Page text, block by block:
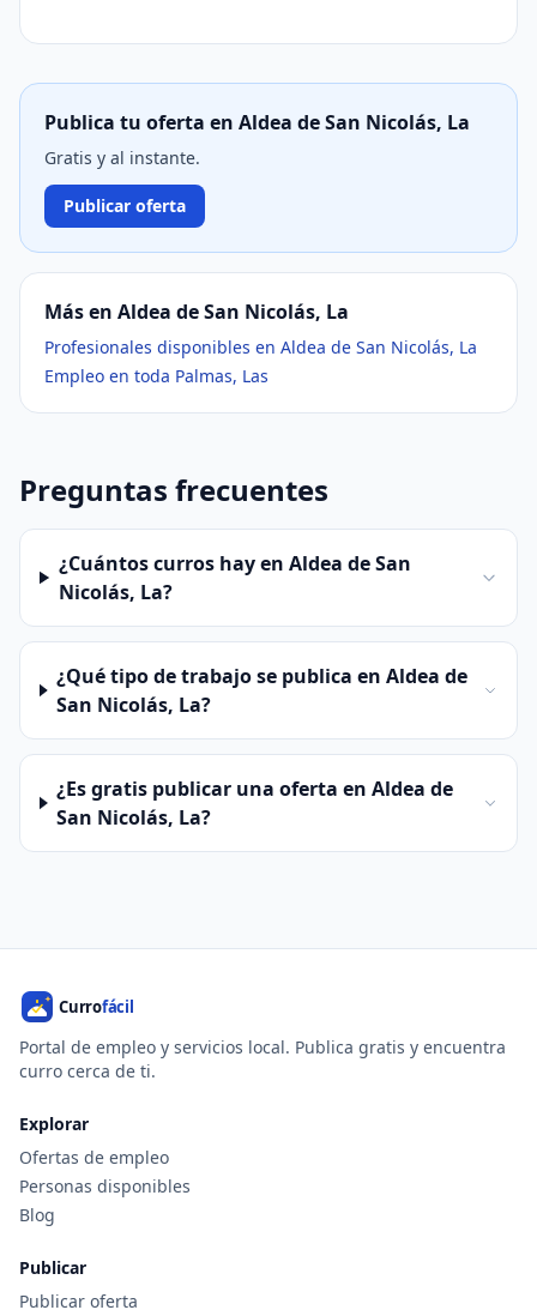
Publica tu oferta en Aldea de San Nicolás, La
Gratis y al instante.
Publicar oferta
Más en Aldea de San Nicolás, La
Profesionales disponibles en Aldea de San Nicolás, La
Empleo en toda Palmas, Las
Preguntas frecuentes
¿Cuántos curros hay en Aldea de San
Nicolás, La?
¿Qué tipo de trabajo se publica en Aldea de
San Nicolás, La?
¿Es gratis publicar una oferta en Aldea de
San Nicolás, La?
Portal de empleo y servicios local. Publica gratis y encuentra
curro cerca de ti.
Explorar
Ofertas de empleo
Personas disponibles
Blog
Publicar
Publicar oferta